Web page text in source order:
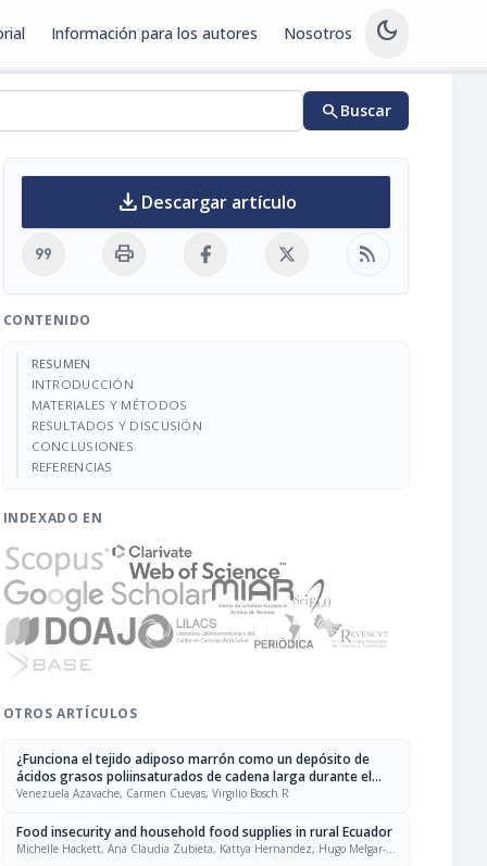
Información para los autores Nosotros dark_mode
searchBuscar
download Descargar artículo
format_quote print rss_feed
CONTENIDO
RESUMEN
INTRODUCCIÓN
MATERIALES Y MÉTODOS
RESULTADOS Y DISCUSIÓN
CONCLUSIONES
REFERENCIAS
INDEXADO EN
OTROS ARTÍCULOS
¿Funciona el tejido adiposo marrón como un depósito de
ácidos grasos poliinsaturados de cadena larga durante el
desarrollo postnatal del cerebro?
Venezuela Azavache, Carmen Cuevas, Virgilio Bosch R
Food insecurity and household food supplies in rural Ecuador
Michelle Hackett, Ana Claudia Zubieta, Kattya Hernandez, Hugo Melgar-